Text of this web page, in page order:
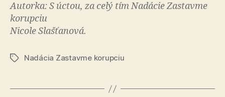
Autorka: S úctou, za celý tím Nadácie Zastavme
korupciu
Nicole Slašťanová.
ZnačkyNadácia Zastavme korupciu